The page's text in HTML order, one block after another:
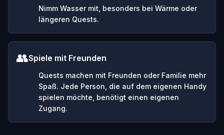
Nimm Wasser mit, besonders bei Wärme oder
längeren Quests.
👥Spiele mit Freunden
Quests machen mit Freunden oder Familie mehr
Spaß. Jede Person, die auf dem eigenen Handy
spielen möchte, benötigt einen eigenen
Zugang.